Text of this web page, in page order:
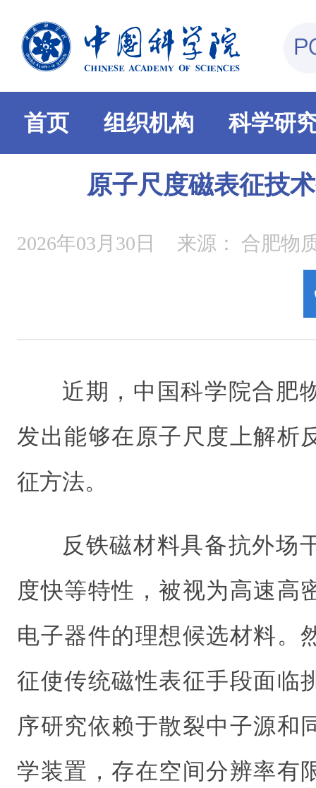
首页 组织机构 科学研
原子尺度磁表征技
2026年03月30日 来源： 合肥物
近期，中国科学院合肥
发出能够在原子尺度上解析
征方法。
反铁磁材料具备抗外场
度快等特性，被视为高速高
电子器件的理想候选材料。
征使传统磁性表征手段面临
序研究依赖于散裂中子源和
学装置，存在空间分辨率有